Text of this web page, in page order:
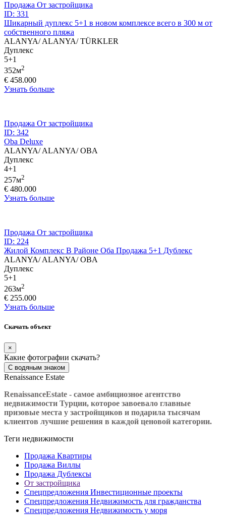
Продажа От застройщика
ID: 331
Шикарный дуплекс 5+1 в новом комплексе всего в 300 м от
собственного пляжа
ALANYA/ ALANYA/ TÜRKLER
Дуплекс
5+1
352м2
€ 458.000
Узнать больше
Продажа От застройщика
ID: 342
Oba Deluxe
ALANYA/ ALANYA/ OBA
Дуплекс
4+1
257м2
€ 480.000
Узнать больше
Продажа От застройщика
ID: 224
Жилой Комплекс В Районе Оба Продажа 5+1 Дублекс
ALANYA/ ALANYA/ OBA
Дуплекс
5+1
263м2
€ 255.000
Узнать больше
Скачать объект
×
Какие фотографии скачать?
С водяным знаком
Renaissance Estate
RenaissanceEstate - самое амбициозное агентство
недвижимости Турции, которое завоевало главные
призовые места у застройщиков и подарила тысячам
клиентов лучшие решения в каждой ценовой категории.
Теги недвижимости
Продажа Квартиры
Продажа Виллы
Продажа Дублексы
От застройщика
Спецпредложения Инвестиционные проекты
Спецпредложения Недвижимость для гражданства
Спецпредложения Недвижимость у моря